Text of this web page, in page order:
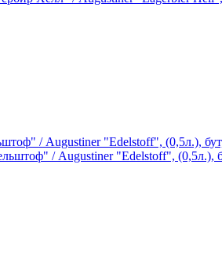
/ Augustiner "Edelstoff", (0,5л.), бут,